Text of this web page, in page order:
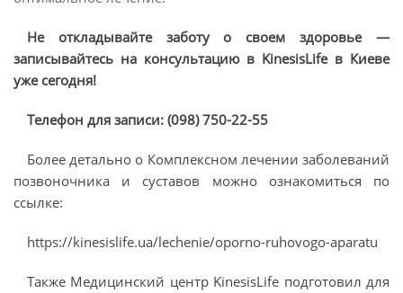
Не откладывайте заботу о своем здоровье —
записывайтесь на консультацию в KinesisLife в Киеве
уже сегодня!
Телефон для записи: (098) 750-22-55
Более детально о Комплексном лечении заболеваний
позвоночника и суставов можно ознакомиться по
ссылке:
https://kinesislife.ua/lechenie/oporno-ruhovogo-aparatu
Также Медицинский центр KinesisLife подготовил для